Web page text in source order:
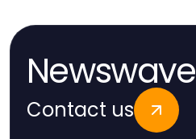
Contact us